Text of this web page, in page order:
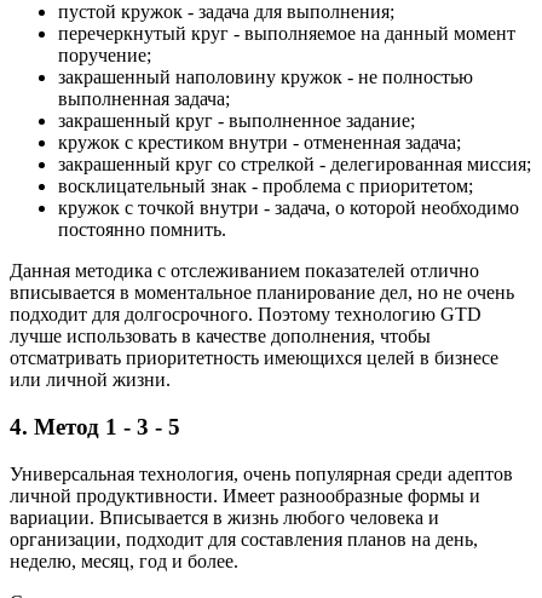
пустой кружок - задача для выполнения;
перечеркнутый круг - выполняемое на данный момент
поручение;
закрашенный наполовину кружок - не полностью
выполненная задача;
закрашенный круг - выполненное задание;
кружок с крестиком внутри - отмененная задача;
закрашенный круг со стрелкой - делегированная миссия;
восклицательный знак - проблема с приоритетом;
кружок с точкой внутри - задача, о которой необходимо
постоянно помнить.
Данная методика с отслеживанием показателей отлично
вписывается в моментальное планирование дел, но не очень
подходит для долгосрочного. Поэтому технологию GTD
лучше использовать в качестве дополнения, чтобы
отсматривать приоритетность имеющихся целей в бизнесе
или личной жизни.
4. Метод 1 - 3 - 5
Универсальная технология, очень популярная среди адептов
личной продуктивности. Имеет разнообразные формы и
вариации. Вписывается в жизнь любого человека и
организации, подходит для составления планов на день,
неделю, месяц, год и более.